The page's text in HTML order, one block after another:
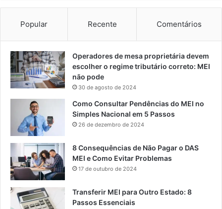
Popular Recente Comentários
Operadores de mesa proprietária devem
escolher o regime tributário correto: MEI
não pode
30 de agosto de 2024
Como Consultar Pendências do MEI no
Simples Nacional em 5 Passos
26 de dezembro de 2024
8 Consequências de Não Pagar o DAS
MEI e Como Evitar Problemas
17 de outubro de 2024
Transferir MEI para Outro Estado: 8
Passos Essenciais